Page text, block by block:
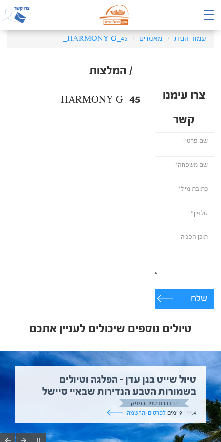
עמוד הבית מאמרים HARMONY G_45_
/ המלצות
צרו עימנו
קשר
שלח
HARMONY G_45_
טיולים נוספים שיכולים לעניין אתכם
טיול שייט בגן עדן – הפלגה וטיולים
בשמורות הטבע הנדירות שבאיי סיישל
בהדרכת טניה רמניק
11.4 | 9 ימים
לפרטים והרשמה